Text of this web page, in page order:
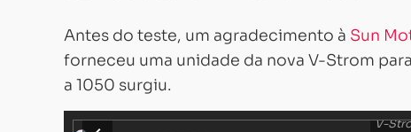
Antes do teste, um agradecimento à Sun
forneceu uma unidade da nova V-Strom
a 1050 surgiu.
V-